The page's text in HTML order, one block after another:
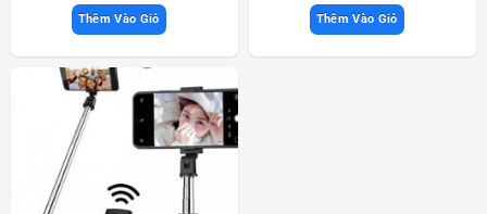
Thêm Vào Giỏ Thêm Vào Giỏ